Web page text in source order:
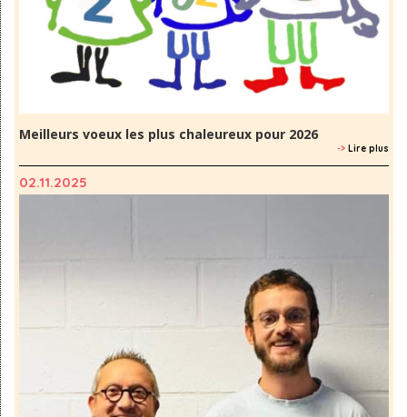
Meilleurs voeux les plus chaleureux pour 2026
-> Lire plus
02.11.2025